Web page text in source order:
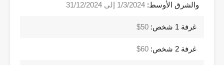
والشرق الأوسط: 1/3/2024 إلى 31/12/2024
غرفة 1 شخص: 50$
غرفة 2 شخص: 60$